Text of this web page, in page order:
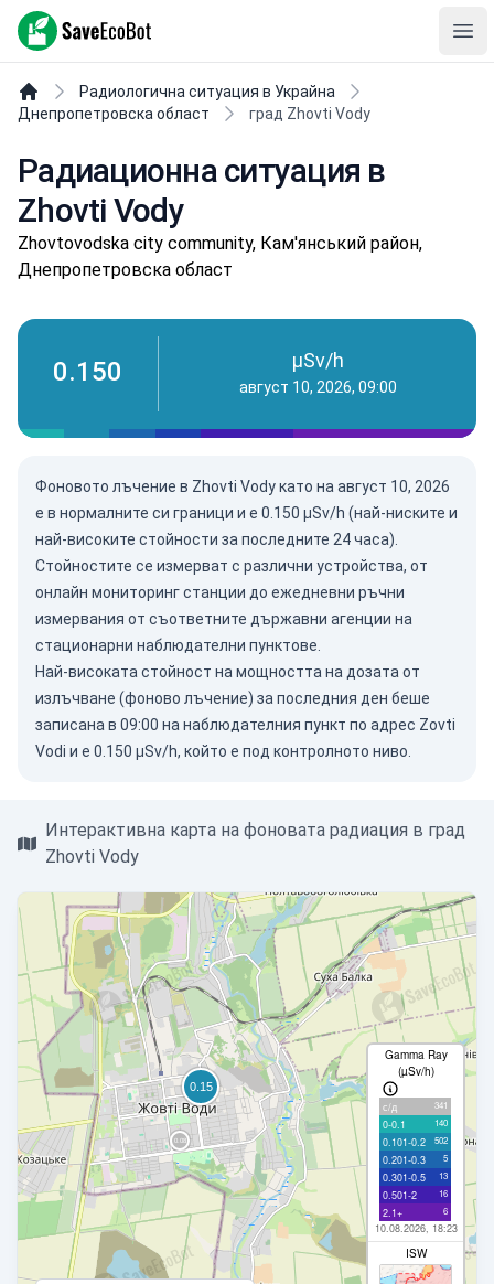
SaveEcoBot
Радиологична ситуация в Украйна
Днепропетровска област
град Zhovti Vody
Радиационна ситуация в
Zhovti Vody
Zhovtovodska city community, Кам'янський район,
Днепропетровска област
0.150 µSv/h
август 10, 2026, 09:00
Фоновото лъчение в Zhovti Vody като на август 10, 2026
е в нормалните си граници и е 0.150 µSv/h (най-ниските и
най-високите стойности за последните 24 часа).
Стойностите се измерват с различни устройства, от
онлайн мониторинг станции до ежедневни ръчни
измервания от съответните държавни агенции на
стационарни наблюдателни пунктове.
Най-високата стойност на мощността на дозата от
излъчване (фоново лъчение) за последния ден беше
записана в 09:00 на наблюдателния пункт по адрес Zovti
Vodi и е 0.150 µSv/h, който е под контролното ниво.
Интерактивна карта на фоновата радиация в град
Zhovti Vody
Gamma Ray
(µSv/h)
с/д 341
0-0.1 140
0.101-0.2 502
0.201-0.3 5
0.301-0.5 13
0.501-2 16
2.1+ 6
10.08.2026, 18:23
ISW